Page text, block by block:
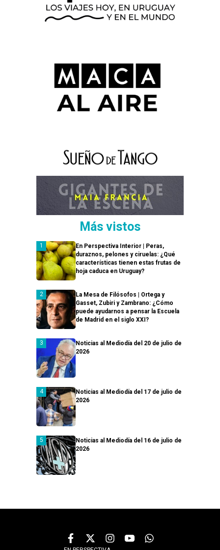
Más vistos
En Perspectiva Interior | Peras,
duraznos, pelones y ciruelas: ¿Qué
características tienen estas frutas de
hoja caduca en Uruguay?
La Mesa de Filósofos | Ortega y
Gasset, Zubiri y Zambrano: ¿Cómo
puede ayudarnos a pensar la Escuela
de Madrid en el siglo XXI?
Noticias al Mediodía del 20 de julio de
2026
Noticias al Mediodía del 17 de julio de
2026
Noticias al Mediodía del 16 de julio de
2026